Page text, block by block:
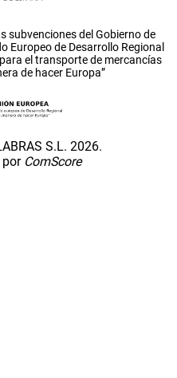
subvenciones del Gobierno de
Europeo de Desarrollo Regional
el transporte de mercancías
de hacer Europa”
S.L. 2026.
por ComScore